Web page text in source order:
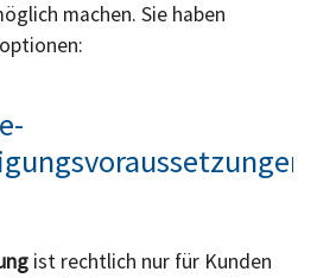
machen. Sie haben
ist rechtlich nur für Kunden